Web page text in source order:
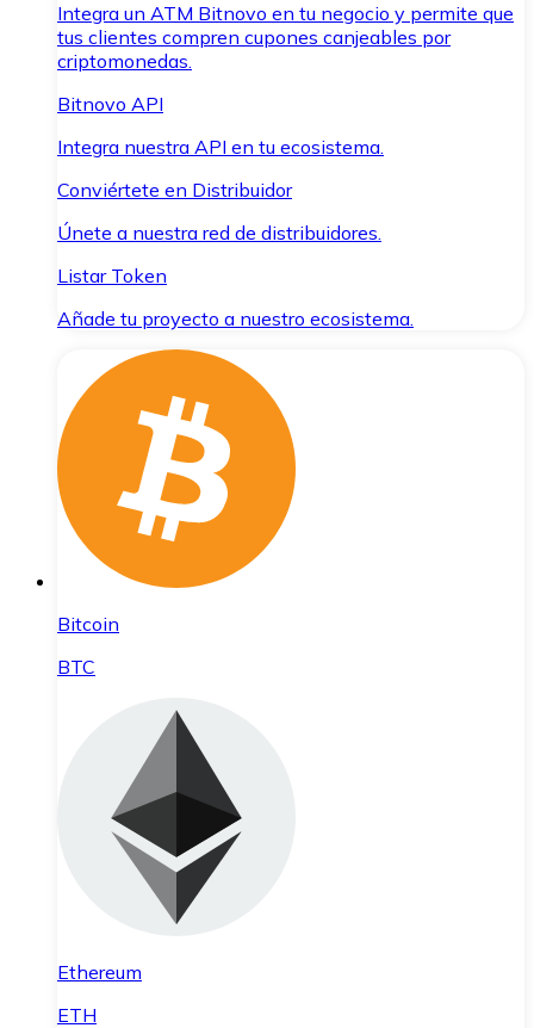
Integra un ATM Bitnovo en tu negocio y permite que
tus clientes compren cupones canjeables por
criptomonedas.
Bitnovo API
Integra nuestra API en tu ecosistema.
Conviértete en Distribuidor
Únete a nuestra red de distribuidores.
Listar Token
Añade tu proyecto a nuestro ecosistema.
Bitcoin
BTC
Ethereum
ETH